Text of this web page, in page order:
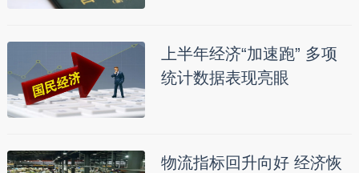
上半年经济“加速跑” 多项
统计数据表现亮眼
物流指标回升向好 经济恢